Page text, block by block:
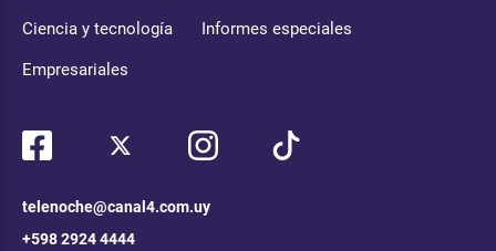
Ciencia y tecnología Informes especiales
Empresariales
telenoche@canal4.com.uy
+598 2924 4444